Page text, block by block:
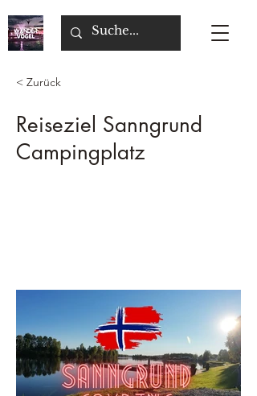
< Zurück
Reiseziel Sanngrund
Campingplatz